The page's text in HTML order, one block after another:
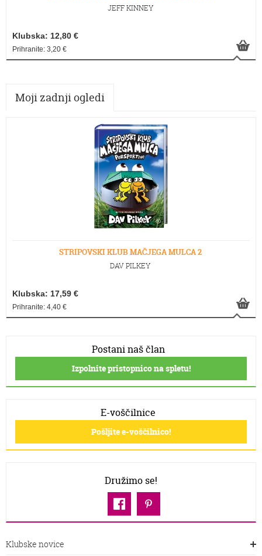
JEFF KINNEY
Klubska: 12,80 €
Prihranite: 3,20 €
Moji zadnji ogledi
STRIPOVSKI KLUB MAČJEGA MULCA 2
DAV PILKEY
Klubska: 17,59 €
Prihranite: 4,40 €
Postani naš član
Izpolnite pristopnico na spletu!
E-voščilnice
Pošljite e-voščilnico!
Družimo se!
Klubske novice